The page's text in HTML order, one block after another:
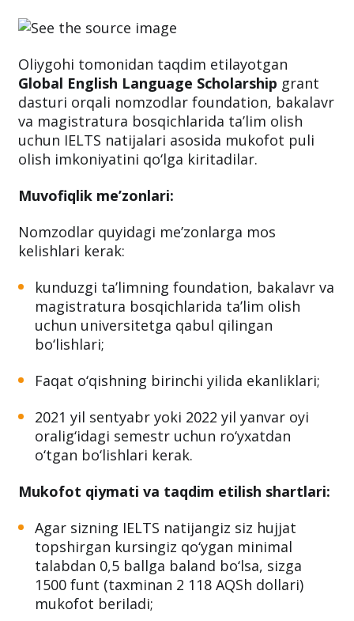
Oliygohi tomonidan taqdim etilayotgan
Global English Language Scholarship grant
dasturi orqali nomzodlar foundation, bakalavr
va magistratura bosqichlarida ta’lim olish
uchun IELTS natijalari asosida mukofot puli
olish imkoniyatini qo‘lga kiritadilar.
Muvofiqlik me’zonlari:
Nomzodlar quyidagi me’zonlarga mos
kelishlari kerak:
kunduzgi ta’limning foundation, bakalavr va
magistratura bosqichlarida ta’lim olish
uchun universitetga qabul qilingan
bo‘lishlari;
Faqat o‘qishning birinchi yilida ekanliklari;
2021 yil sentyabr yoki 2022 yil yanvar oyi
oralig‘idagi semestr uchun ro‘yxatdan
o‘tgan bo‘lishlari kerak.
Mukofot qiymati va taqdim etilish shartlari:
Agar sizning IELTS natijangiz siz hujjat
topshirgan kursingiz qo‘ygan minimal
talabdan 0,5 ballga baland bo‘lsa, sizga
1500 funt (taxminan 2 118 AQSh dollari)
mukofot beriladi;